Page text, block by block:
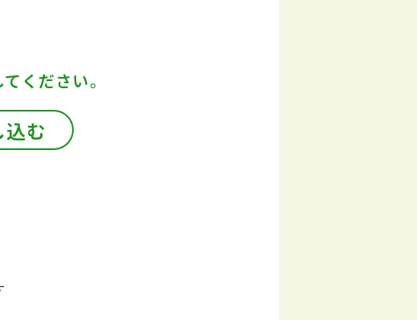
ください。
む